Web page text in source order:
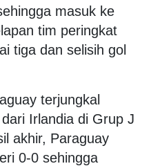
masuk ke
tim peringkat
tiga dan selisih gol
terjungkal
Irlandia di Grup J
akhir, Paraguay
0-0 sehingga